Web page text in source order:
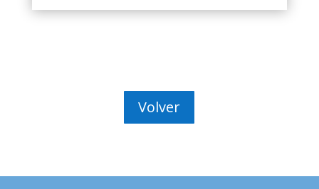
Volver